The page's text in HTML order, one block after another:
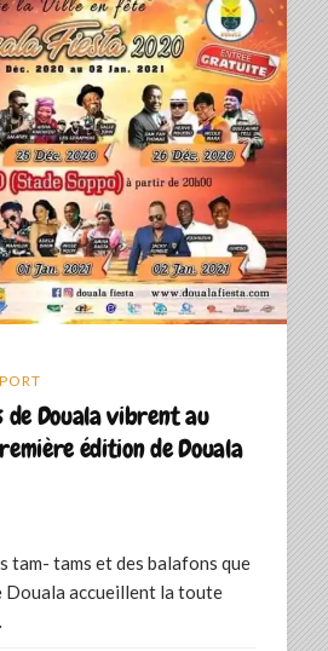
de Douala vibrent au
édition de Douala
tam- tams et des balafons que
Douala accueillent la toute